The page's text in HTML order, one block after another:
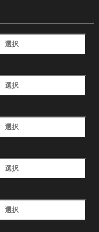
選択
選択
選択
選択
選択